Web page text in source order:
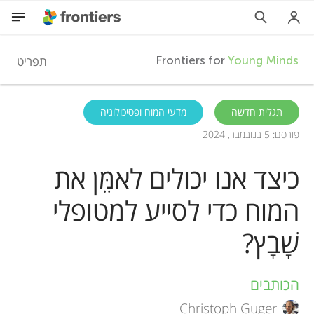
F
r
o
n
t
Frontiers forYoung Minds תפריט
השתתפות
תגלית חדשה
מדעי המוח ופסיכולוגיה
פורסם: 5 בנובמבר, 2024
כיצד אנו יכולים לאמֵּן את
המוח כדי לסייע למטופלי
שָׁבָץ?
A
הכותבים
Christoph Guger